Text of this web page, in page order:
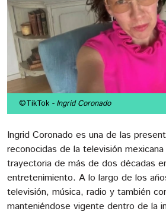
©TikTok - Ingrid Coronado
Ingrid Coronado es una de las
reconocidas de la televisión
trayectoria de más de dos décadas
entretenimiento. A lo largo de los
televisión, música, radio y también
manteniéndose vigente dentro de la